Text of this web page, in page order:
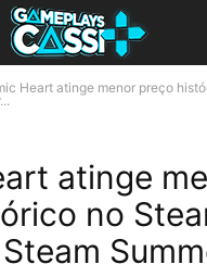
Heart atinge menor preço
atinge
no